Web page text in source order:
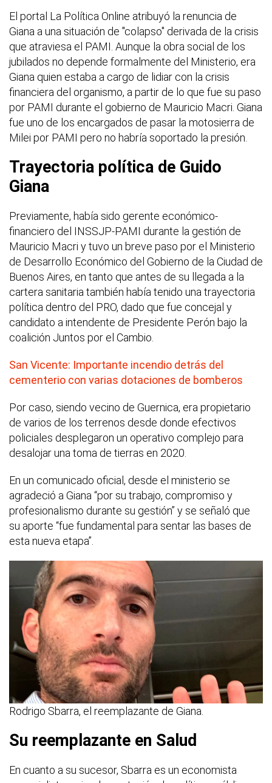
El portal La Política Online atribuyó la renuncia de
Giana a una situación de "colapso" derivada de la crisis
que atraviesa el PAMI. Aunque la obra social de los
jubilados no depende formalmente del Ministerio, era
Giana quien estaba a cargo de lidiar con la crisis
financiera del organismo, a partir de lo que fue su paso
por PAMI durante el gobierno de Mauricio Macri. Giana
fue uno de los encargados de pasar la motosierra de
Milei por PAMI pero no habría soportado la presión.
Trayectoria política de Guido
Giana
Previamente, había sido gerente económico-
financiero del INSSJP-PAMI durante la gestión de
Mauricio Macri y tuvo un breve paso por el Ministerio
de Desarrollo Económico del Gobierno de la Ciudad de
Buenos Aires, en tanto que antes de su llegada a la
cartera sanitaria también había tenido una trayectoria
política dentro del PRO, dado que fue concejal y
candidato a intendente de Presidente Perón bajo la
coalición Juntos por el Cambio.
San Vicente: Importante incendio detrás del
cementerio con varias dotaciones de bomberos
Por caso, siendo vecino de Guernica, era propietario
de varios de los terrenos desde donde efectivos
policiales desplegaron un operativo complejo para
desalojar una toma de tierras en 2020.
En un comunicado oficial, desde el ministerio se
agradeció a Giana “por su trabajo, compromiso y
profesionalismo durante su gestión” y se señaló que
su aporte “fue fundamental para sentar las bases de
esta nueva etapa”.
Rodrigo Sbarra, el reemplazante de Giana.
Su reemplazante en Salud
En cuanto a su sucesor, Sbarra es un economista